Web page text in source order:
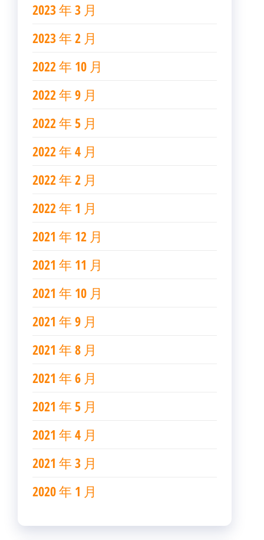
2023 年 3 月
2023 年 2 月
2022 年 10 月
2022 年 9 月
2022 年 5 月
2022 年 4 月
2022 年 2 月
2022 年 1 月
2021 年 12 月
2021 年 11 月
2021 年 10 月
2021 年 9 月
2021 年 8 月
2021 年 6 月
2021 年 5 月
2021 年 4 月
2021 年 3 月
2020 年 1 月